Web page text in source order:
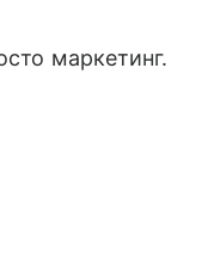
маркетинг.